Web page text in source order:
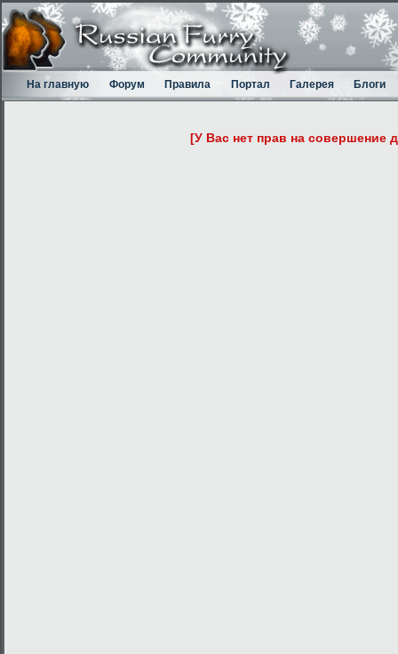
На главную Форум Правила Портал Галерея Блоги
[У Вас нет прав на совершение